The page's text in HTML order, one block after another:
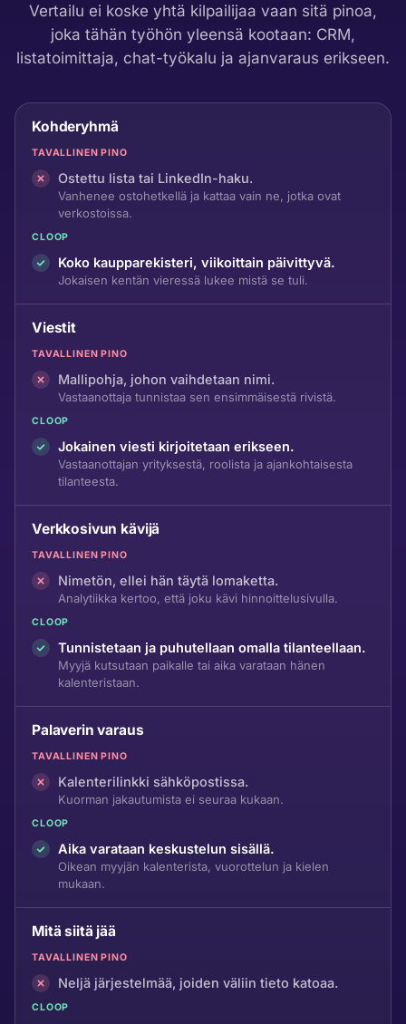
Vertailu ei koske yhtä kilpailijaa vaan sitä pinoa,
joka tähän työhön yleensä kootaan: CRM,
listatoimittaja, chat-työkalu ja ajanvaraus erikseen.
Kohderyhmä
TAVALLINEN PINO
Ostettu lista tai LinkedIn-haku.
Vanhenee ostohetkellä ja kattaa vain ne, jotka ovat
verkostoissa.
CLOOP
Koko kaupparekisteri, viikoittain päivittyvä.
Jokaisen kentän vieressä lukee mistä se tuli.
Viestit
TAVALLINEN PINO
Mallipohja, johon vaihdetaan nimi.
Vastaanottaja tunnistaa sen ensimmäisestä rivistä.
CLOOP
Jokainen viesti kirjoitetaan erikseen.
Vastaanottajan yrityksestä, roolista ja ajankohtaisesta
tilanteesta.
Verkkosivun kävijä
TAVALLINEN PINO
Nimetön, ellei hän täytä lomaketta.
Analytiikka kertoo, että joku kävi hinnoittelusivulla.
CLOOP
Tunnistetaan ja puhutellaan omalla tilanteellaan.
Myyjä kutsutaan paikalle tai aika varataan hänen
kalenteristaan.
Palaverin varaus
TAVALLINEN PINO
Kalenterilinkki sähköpostissa.
Kuorman jakautumista ei seuraa kukaan.
CLOOP
Aika varataan keskustelun sisällä.
Oikean myyjän kalenterista, vuorottelun ja kielen
mukaan.
Mitä siitä jää
TAVALLINEN PINO
Neljä järjestelmää, joiden väliin tieto katoaa.
CLOOP